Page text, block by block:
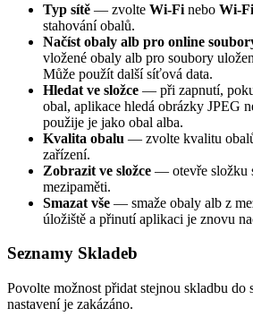
Typ sítě — zvolte Wi-Fi nebo Wi-
stahování obalů.
Načíst obaly alb pro online
vložené obaly alb pro soubory
Může použít další síťová data.
Hledat ve složce — při zapnutí,
obal, aplikace hledá obrázky JPEG
použije je jako obal alba.
Kvalita obalu — zvolte kvalitu
zařízení.
Zobrazit ve složce — otevře složku
mezipaměti.
Smazat vše — smaže obaly alb z
úložiště a přinutí aplikaci je znovu
Seznamy Skladeb
Povolte možnost přidat stejnou skladbu do
nastavení je zakázáno.